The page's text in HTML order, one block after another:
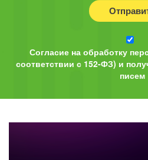
Согласие на обработку
соответствии с 152-ФЗ) и
писем